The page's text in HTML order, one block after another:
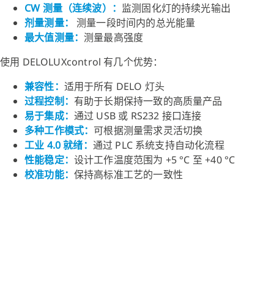
CW 测量（连续波）： 监测固化灯的持续光输出
剂量测量：测量一段时间内的总光能量
最大值测量：测量最高强度
使用 DELOLUXcontrol 有几个优势：
兼容性： 适用于所有 DELO 灯头
过程控制 ： 有助于长期保持一致的高质量产品
易于集成： 通过 USB 或 RS232 接口连接
多种工作模式： 可根据测量需求灵活切换
工业 4.0 就绪： 通过 PLC 系统支持自动化流程
性能稳定： 设计工作温度范围为 +5 °C 至 +40 °C
校准功能： 保持高标准工艺的一致性